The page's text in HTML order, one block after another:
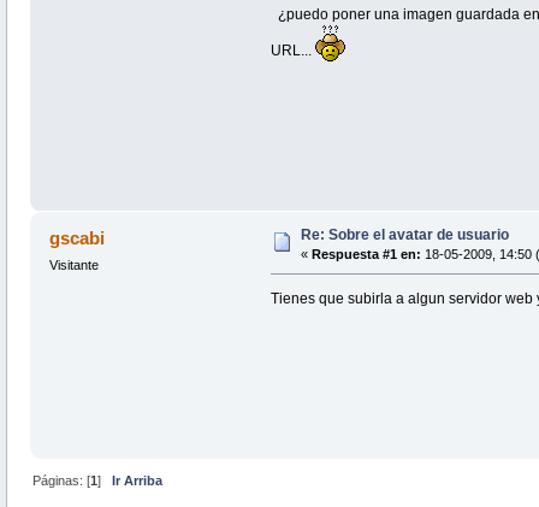
¿puedo poner una imagen guardada
URL...
gscabi
Visitante
Re: Sobre el avatar de usuario
« Respuesta #1 en: 18-05-2009, 14:50
Tienes que subirla a algun servidor web
Páginas: [1] Ir Arriba